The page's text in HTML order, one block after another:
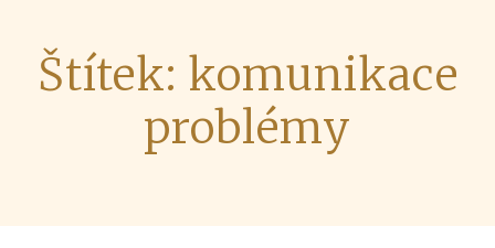
Štítek: komunikace
problémy